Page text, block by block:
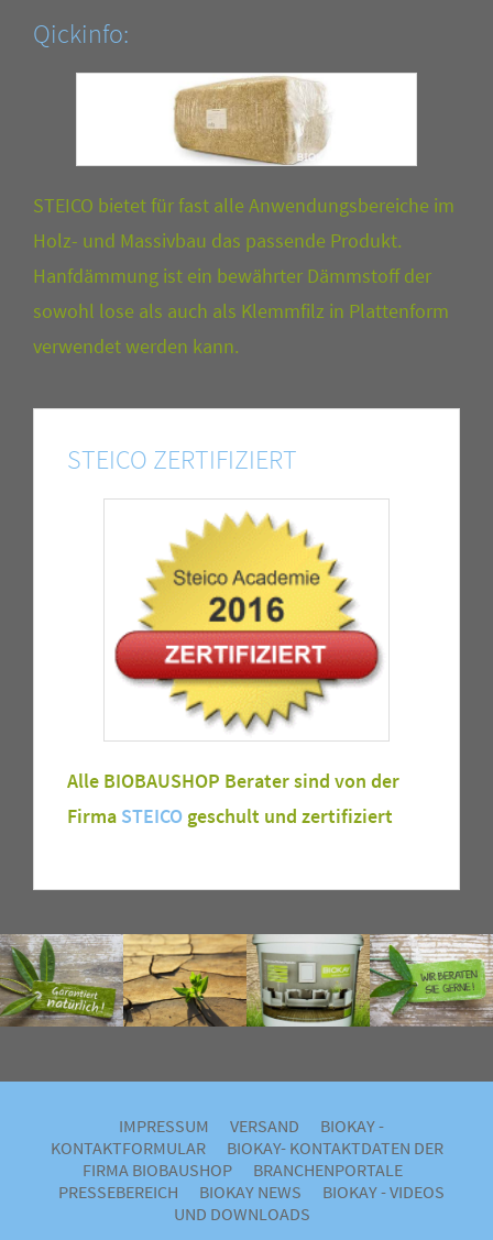
Qickinfo:
STEICO bietet für fast alle Anwendungsbereiche im
Holz- und Massivbau das passende Produkt.
Hanfdämmung ist ein bewährter Dämmstoff der
sowohl lose als auch als Klemmfilz in Plattenform
verwendet werden kann.
STEICO ZERTIFIZIERT
Alle BIOBAUSHOP Berater sind von der
Firma STEICO geschult und zertifiziert
IMPRESSUM VERSAND
BIOKAY -
KONTAKTFORMULAR
BIOKAY- KONTAKTDATEN DER
FIRMA BIOBAUSHOP
BRANCHENPORTALE
PRESSEBEREICH
BIOKAY NEWS
BIOKAY - VIDEOS
UND DOWNLOADS